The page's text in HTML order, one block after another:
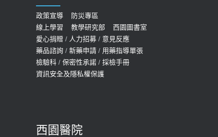
政策宣導
防災專區
線上學習
教學研究部
西園圖書室
愛心捐贈 / 人力招募 / 意見反應
藥品諮詢 / 新藥申請 / 用藥指導單張
檢驗科 / 保密性承諾 / 採檢手冊
資訊安全及隱私權保護
西園醫院